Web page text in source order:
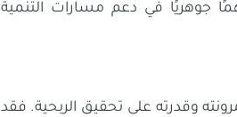
جوهريًا في دعم مسارات التنمية
وقدرته على تحقيق الربحية. فقد